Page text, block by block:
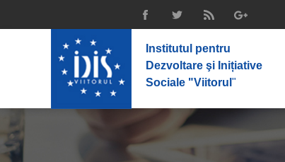
Institutul pentru
Dezvoltare şi Inițiative
Sociale "Viitorul "